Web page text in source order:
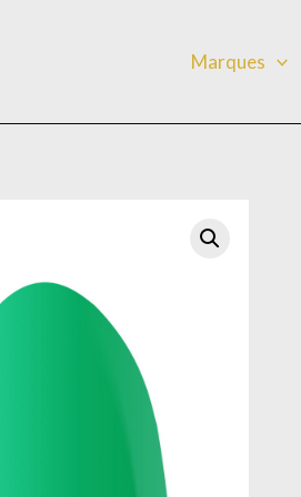
Marques